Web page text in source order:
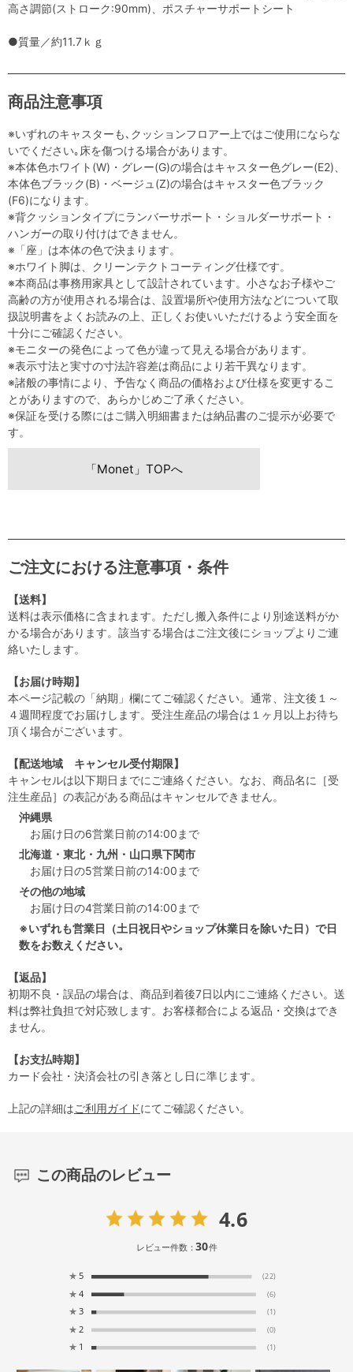
高さ調節(ストローク:90mm)、ポスチャーサポートシート
●質量／約11.7ｋｇ
商品注意事項
※いずれのキャスターも､クッションフロアー上ではご使用にならな
いでください｡床を傷つける場合があります。
※本体色ホワイト(W)・グレー(G)の場合はキャスター色グレー(E2)、
本体色ブラック(B)・ベージュ(Z)の場合はキャスター色ブラック
(F6)になります。
※背クッションタイプにランバーサポート・ショルダーサポート・
ハンガーの取り付けはできません。
※「座」は本体の色で決まります。
※ホワイト脚は、クリーンテクトコーティング仕様です。
※本商品は事務用家具として設計されています。小さなお子様やご
高齢の方が使用される場合は、設置場所や使用方法などについて取
扱説明書をよくお読みの上、正しくお使いいただけるよう安全面を
十分にご確認ください。
※モニターの発色によって色が違って見える場合があります。
※表示寸法と実寸の寸法許容差は商品により若干異なります。
※諸般の事情により、予告なく商品の価格および仕様を変更するこ
とがありますので、あらかじめご了承ください。
※保証を受ける際にはご購入明細書または納品書のご提示が必要で
す。
「Monet」TOPへ
ご注文における注意事項・条件
【送料】
送料は表示価格に含まれます。ただし搬入条件により別途送料がか
かる場合があります。該当する場合はご注文後にショップよりご連
絡いたします。
【お届け時期】
本ページ記載の「納期」欄にてご確認ください。通常、注文後１～
４週間程度でお届けします。受注生産品の場合は１ヶ月以上お待ち
頂く場合がございます。
【配送地域 キャンセル受付期限】
キャンセルは以下期日までにご連絡ください。なお、商品名に［受
注生産品］の表記がある商品はキャンセルできません。
沖縄県
お届け日の6営業日前の14:00まで
北海道・東北・九州・山口県下関市
お届け日の5営業日前の14:00まで
その他の地域
お届け日の4営業日前の14:00まで
※いずれも営業日（土日祝日やショップ休業日を除いた日）で日
数をお数えください。
【返品】
初期不良・誤品の場合は、商品到着後7日以内にご連絡ください。送
料は弊社負担で対応致します。お客様都合による返品・交換はでき
ません。
【お支払時期】
カード会社・決済会社の引き落とし日に準じます。
上記の詳細はご利用ガイドにてご確認ください。
この商品のレビュー
4.6
レビュー件数：30件
★ 5 (22)
★ 4 (6)
★ 3 (1)
★ 2 (0)
★ 1 (1)